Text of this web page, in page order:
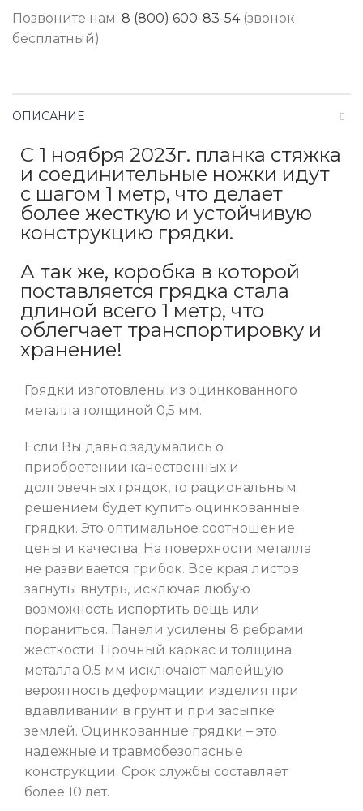
Позвоните нам: 8 (800) 600-83-54(звонок
бесплатный)
ОПИСАНИЕ
С 1 ноября 2023г. планка стяжка
и соединительные ножки идут
с шагом 1 метр, что делает
более жесткую и устойчивую
конструкцию грядки.
А так же, коробка в которой
поставляется грядка стала
длиной всего 1 метр, что
облегчает транспортировку и
хранение!
Грядки изготовлены из оцинкованного
металла толщиной 0,5 мм.
Если Вы давно задумались о
приобретении качественных и
долговечных грядок, то рациональным
решением будет купить оцинкованные
грядки. Это оптимальное соотношение
цены и качества. На поверхности металла
не развивается грибок. Все края листов
загнуты внутрь, исключая любую
возможность испортить вещь или
пораниться. Панели усилены 8 ребрами
жесткости. Прочный каркас и толщина
металла 0.5 мм исключают малейшую
вероятность деформации изделия при
вдавливании в грунт и при засыпке
землей. Оцинкованные грядки – это
надежные и травмобезопасные
конструкции. Срок службы составляет
более 10 лет.